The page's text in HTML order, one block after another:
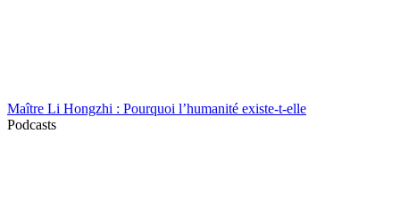
Maître Li Hongzhi : Pourquoi l’humanité existe-t-elle
Podcasts